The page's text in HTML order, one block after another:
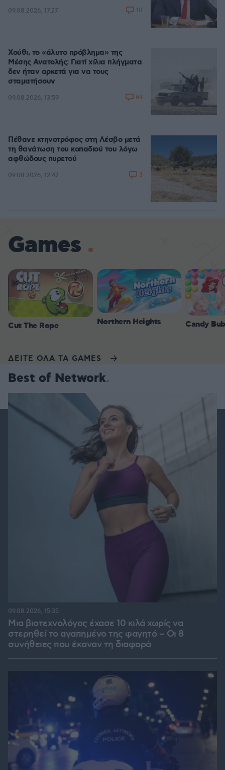
09.08.2026, 17:27 10
Χούθι, το «άλυτο πρόβλημα» της
Μέσης Ανατολής: Γιατί χίλια πλήγματα
δεν ήταν αρκετά για να τους
σταματήσουν
09.08.2026, 13:59 69
Πέθανε κτηνοτρόφος στη Λέσβο μετά
τη θανάτωση του κοπαδιού του λόγω
αφθώδους πυρετού
09.08.2026, 12:47 3
Games
Cut The Rope Northern Heights Candy
ΔΕΙΤΕ ΟΛΑ ΤΑ GAMES
Best of Network
Μια βιοτεχνολόγος έχασε 10 κιλά χωρίς να
στερηθεί το αγαπημένο της φαγητό – Οι 8
συνήθειες που έκαναν τη διαφορά
09.08.2026, 15:35